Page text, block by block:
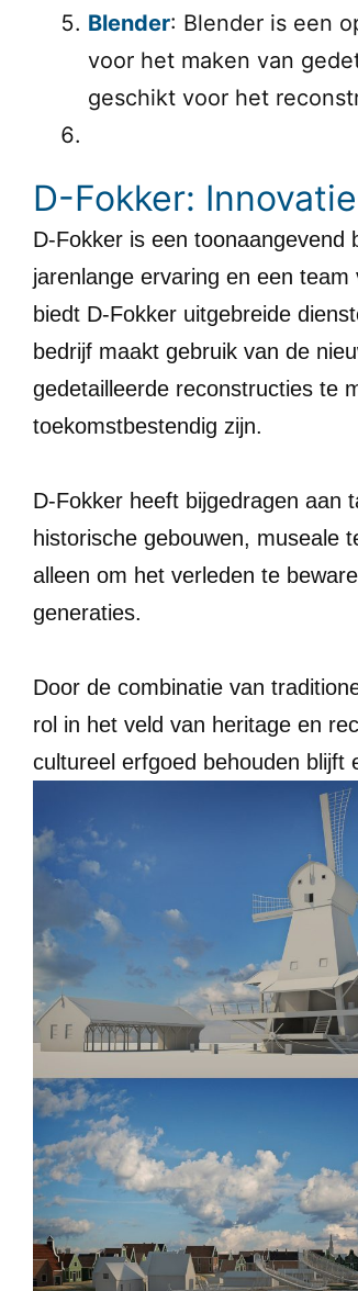
Blender: Blender is een
voor het maken van
geschikt voor het
D-Fokker:
D-Fokker is een
jarenlange ervaring en een
biedt D-Fokker uitgebreide
bedrijf maakt gebruik van de
gedetailleerde reconstructies te
toekomstbestendig zijn.
D-Fokker heeft bijgedragen aan
historische gebouwen, museale
alleen om het verleden te
generaties.
Door de combinatie van
rol in het veld van heritage en
cultureel erfgoed behouden blijft